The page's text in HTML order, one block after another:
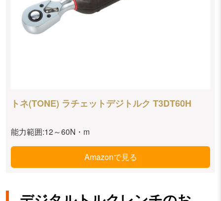
トネ(TONE) ラチェットデジトルク T3DT60H
能力範囲:12～60N・m
Amazonで見る